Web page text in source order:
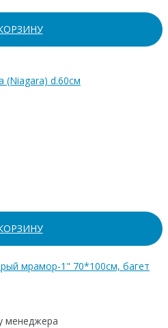
(Niagara) d.60см
мрамор-1" 70*100см, багет
менеджера